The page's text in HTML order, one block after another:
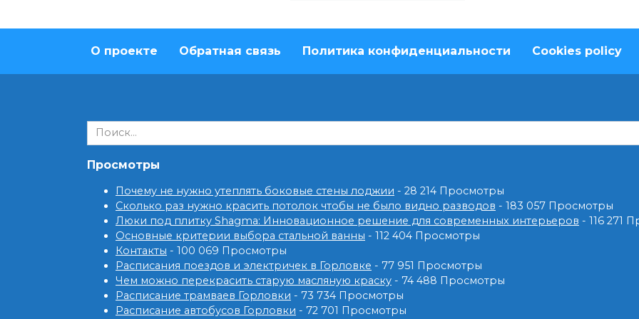
О проекте Обратная связь Политика конфиденциальности Cookies policy
Search
for:
Просмотры
Почему не нужно утеплять боковые стены лоджии - 28 214 Просмотры
Сколько раз нужно красить потолок чтобы не было видно разводов - 183 057 Просмотры
Люки под плитку Shagma: Инновационное решение для современных интерьеров - 116 271
Основные критерии выбора стальной ванны - 112 404 Просмотры
Контакты - 100 069 Просмотры
Расписания поездов и электричек в Горловке - 77 951 Просмотры
Чем можно перекрасить старую масляную краску - 74 488 Просмотры
Расписание трамваев Горловки - 73 734 Просмотры
Расписание автобусов Горловки - 72 701 Просмотры